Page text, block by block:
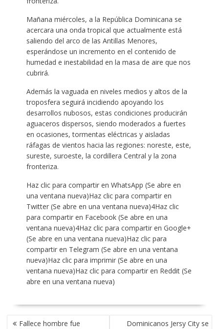
Mañana miércoles, a la República Dominicana se
acercara una onda tropical que actualmente está
saliendo del arco de las Antillas Menores,
esperándose un incremento en el contenido de
humedad e inestabilidad en la masa de aire que nos
cubrirá.
Además la vaguada en niveles medios y altos de la
troposfera seguirá incidiendo apoyando los
desarrollos nubosos, estas condiciones producirán
aguaceros dispersos, siendo moderados a fuertes
en ocasiones, tormentas eléctricas y aisladas
ráfagas de vientos hacia las regiones: noreste, este,
sureste, suroeste, la cordillera Central y la zona
fronteriza.
Haz clic para compartir en WhatsApp (Se abre en
una ventana nueva)Haz clic para compartir en
Twitter (Se abre en una ventana nueva)4Haz clic
para compartir en Facebook (Se abre en una
ventana nueva)4Haz clic para compartir en Google+
(Se abre en una ventana nueva)Haz clic para
compartir en Telegram (Se abre en una ventana
nueva)Haz clic para imprimir (Se abre en una
ventana nueva)Haz clic para compartir en Reddit (Se
abre en una ventana nueva)
POSTFallece hombre fue Dominicanos Jersy City se